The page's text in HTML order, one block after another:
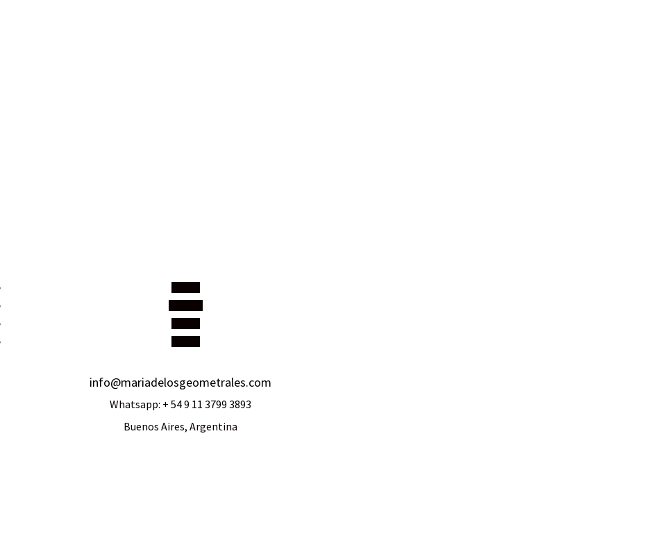
info@mariadelosgeometrales.com
Whatsapp: + 54 9 11 3799 3893
Buenos Aires, Argentina